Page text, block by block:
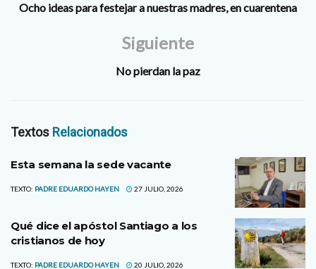
Ocho ideas para festejar a nuestras madres, en cuarentena
Siguiente
No pierdan la paz
Textos Relacionados
Esta semana la sede vacante
TEXTO: PADRE EDUARDO HAYEN 27 JULIO, 2026
Qué dice el apóstol Santiago a los
cristianos de hoy
TEXTO: PADRE EDUARDO HAYEN 20 JULIO, 2026